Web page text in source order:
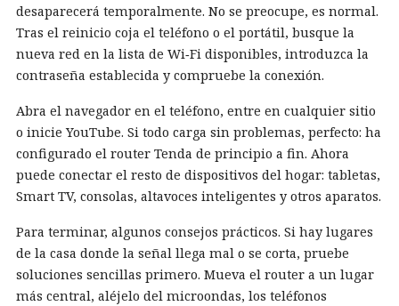
desaparecerá temporalmente. No se preocupe, es normal.
Tras el reinicio coja el teléfono o el portátil, busque la
nueva red en la lista de Wi‑Fi disponibles, introduzca la
contraseña establecida y compruebe la conexión.
Abra el navegador en el teléfono, entre en cualquier sitio
o inicie YouTube. Si todo carga sin problemas, perfecto: ha
configurado el router Tenda de principio a fin. Ahora
puede conectar el resto de dispositivos del hogar: tabletas,
Smart TV, consolas, altavoces inteligentes y otros aparatos.
Para terminar, algunos consejos prácticos. Si hay lugares
de la casa donde la señal llega mal o se corta, pruebe
soluciones sencillas primero. Mueva el router a un lugar
más central, aléjelo del microondas, los teléfonos